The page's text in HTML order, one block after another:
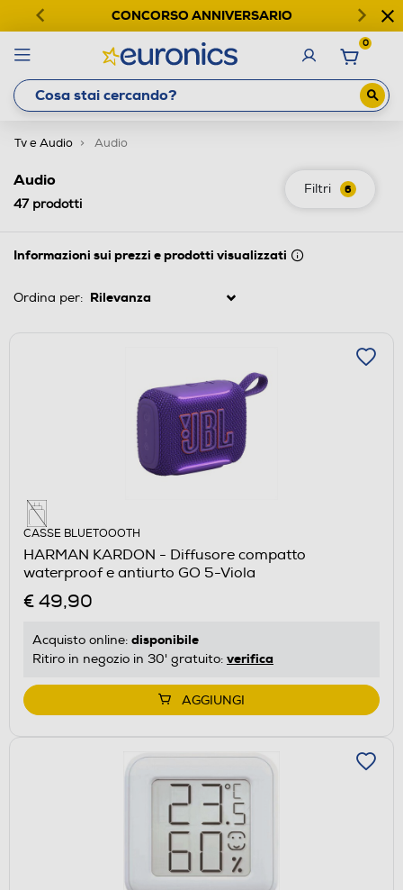
CONCORSO ANNIVERSARIO
0
Tv e Audio Audio
Filtri 6
Audio
47prodotti
Informazioni sui prezzi e prodotti visualizzati
Ordina per:
CASSE BLUETOOOTH
HARMAN KARDON - Diffusore compatto
waterproof e antiurto GO 5-Viola
€ 49,90
Acquisto online: disponibile
Ritiro in negozio in 30' gratuito: verifica
AGGIUNGI